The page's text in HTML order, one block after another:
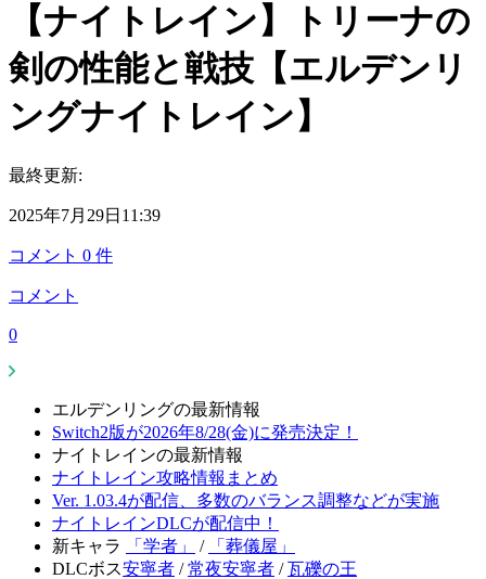
【ナイトレイン】トリーナの
剣の性能と戦技【エルデンリ
ングナイトレイン】
最終更新:
2025年7月29日11:39
コメント 0 件
コメント
0
エルデンリングの最新情報
Switch2版が2026年8/28(金)に発売決定！
ナイトレインの最新情報
ナイトレイン攻略情報まとめ
Ver. 1.03.4が配信、多数のバランス調整などが実施
ナイトレインDLCが配信中！
新キャラ
「学者」 /
「葬儀屋」
DLCボス安寧者 /常夜安寧者 /瓦礫の王